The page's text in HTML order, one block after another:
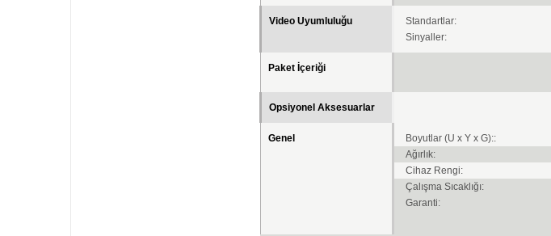
Video Uyumluluğu Standartlar:
Sinyaller:
Paket İçeriği
Opsiyonel Aksesuarlar
Genel Boyutlar (U x Y x G)::
Ağırlık:
Cihaz Rengi:
Çalışma Sıcaklığı:
Garanti: